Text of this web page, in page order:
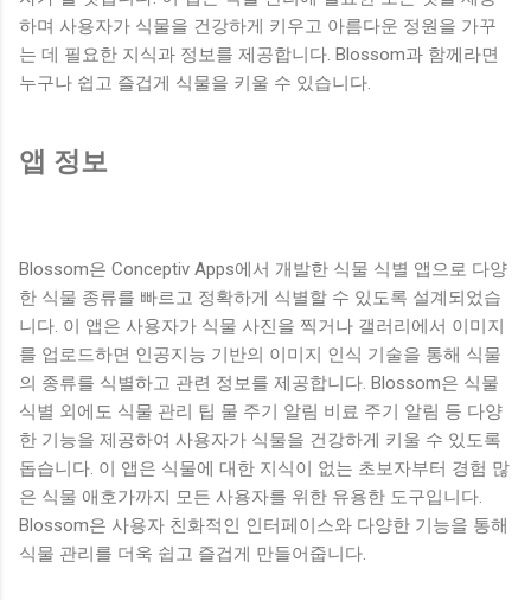
하며 사용자가 식물을 건강하게 키우고 아름다운 정원을 가꾸
는 데 필요한 지식과 정보를 제공합니다. Blossom과 함께라면
누구나 쉽고 즐겁게 식물을 키울 수 있습니다.
앱 정보
Blossom은 Conceptiv Apps에서 개발한 식물 식별 앱으로 다양
한 식물 종류를 빠르고 정확하게 식별할 수 있도록 설계되었습
니다. 이 앱은 사용자가 식물 사진을 찍거나 갤러리에서 이미지
를 업로드하면 인공지능 기반의 이미지 인식 기술을 통해 식물
의 종류를 식별하고 관련 정보를 제공합니다. Blossom은 식물
식별 외에도 식물 관리 팁 물 주기 알림 비료 주기 알림 등 다양
한 기능을 제공하여 사용자가 식물을 건강하게 키울 수 있도록
돕습니다. 이 앱은 식물에 대한 지식이 없는 초보자부터 경험 많
은 식물 애호가까지 모든 사용자를 위한 유용한 도구입니다.
Blossom은 사용자 친화적인 인터페이스와 다양한 기능을 통해
식물 관리를 더욱 쉽고 즐겁게 만들어줍니다.